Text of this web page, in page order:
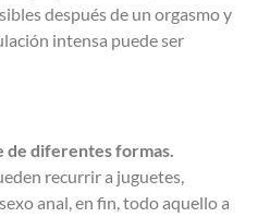
después de un orgasmo y
intensa puede ser
de diferentes formas.
recurrir a juguetes,
anal, en fin, todo aquello a